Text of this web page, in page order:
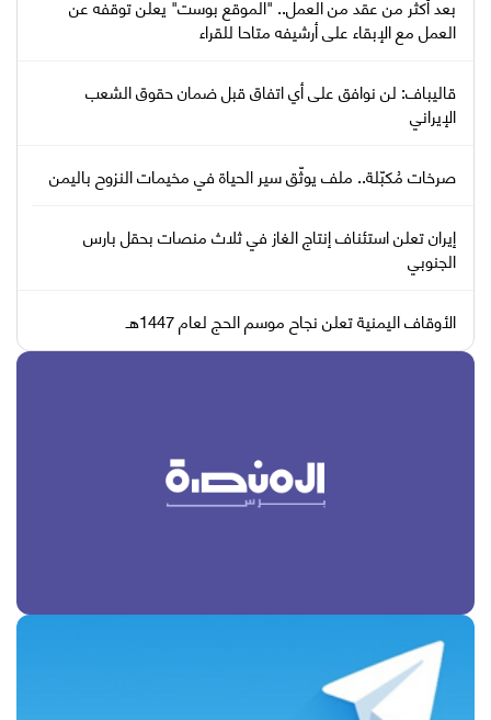
العمل مع الإبقاء على أرشيفه متاحا للقراء
قاليباف: لن نوافق على أي اتفاق قبل ضمان حقوق الشعب
الإيراني
صرخات مُكبّلة.. ملف يوثّق سير الحياة في مخيمات النزوح باليمن
إيران تعلن استئناف إنتاج الغاز في ثلاث منصات بحقل بارس
الجنوبي
الأوقاف اليمنية تعلن نجاح موسم الحج لعام 1447هـ